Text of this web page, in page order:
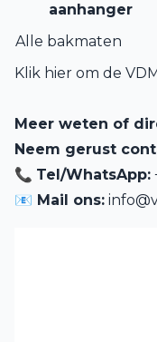
aanhanger
Alle bakmaten
Klik hier om de
Meer weten of
Neem gerust
📞 Tel/WhatsApp:
📧 Mail ons: